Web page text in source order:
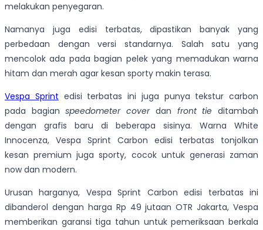
melakukan penyegaran.
Namanya juga edisi terbatas, dipastikan banyak yang
perbedaan dengan versi standarnya. Salah satu yang
mencolok ada pada bagian pelek yang memadukan warna
hitam dan merah agar kesan sporty makin terasa.
Vespa Sprint edisi terbatas ini juga punya tekstur carbon
pada bagianspeedometer coverdan front tie ditambah
dengan grafis baru di beberapa sisinya. Warna White
Innocenza, Vespa Sprint Carbon edisi terbatas tonjolkan
kesan premium juga sporty, cocok untuk generasi zaman
now dan modern.
Urusan harganya, Vespa Sprint Carbon edisi terbatas ini
dibanderol dengan harga Rp 49 jutaan OTR Jakarta, Vespa
memberikan garansi tiga tahun untuk pemeriksaan berkala